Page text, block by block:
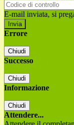
E-mail inviata, si
Errore
Chiudi
Successo
Chiudi
Informazione
Chiudi
Attendere...